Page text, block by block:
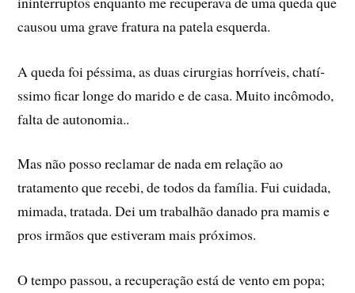
causou uma grave fratura na patela esquerda.
A queda foi péssima, as duas cirurgias horrí­veis, chatí­
ssimo ficar longe do marido e de casa. Muito incômodo,
falta de autonomia..
Mas não posso reclamar de nada em relação ao
tratamento que recebi, de todos da famí­lia. Fui cuidada,
mimada, tratada. Dei um trabalhão danado pra mamis e
pros irmãos que estiveram mais próximos.
O tempo passou, a recuperação está de vento em popa;